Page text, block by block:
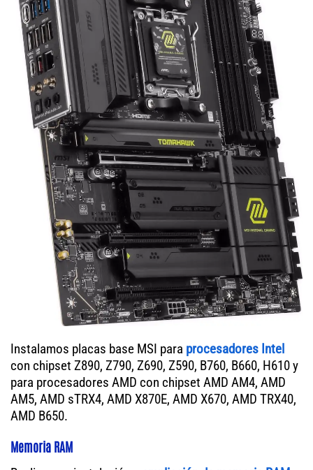
Instalamos placas base MSI para procesadores Intel
con chipset Z890, Z790, Z690, Z590, B760, B660, H610 y
para procesadores AMD con chipset AMD AM4, AMD
AM5, AMD sTRX4, AMD X870E, AMD X670, AMD TRX40,
AMD B650.
Memoria RAM